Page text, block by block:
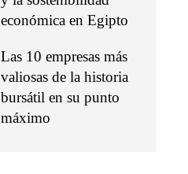
económica en Egipto
Las 10 empresas más
valiosas de la historia
bursátil en su punto
máximo